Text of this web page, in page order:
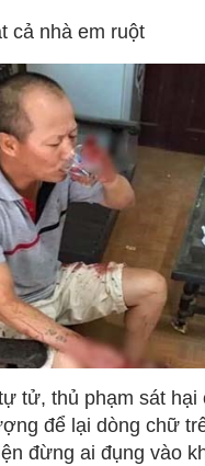
cả nhà em ruột
tử, thủ phạm sát hại
để lại dòng chữ
đừng ai đụng vào